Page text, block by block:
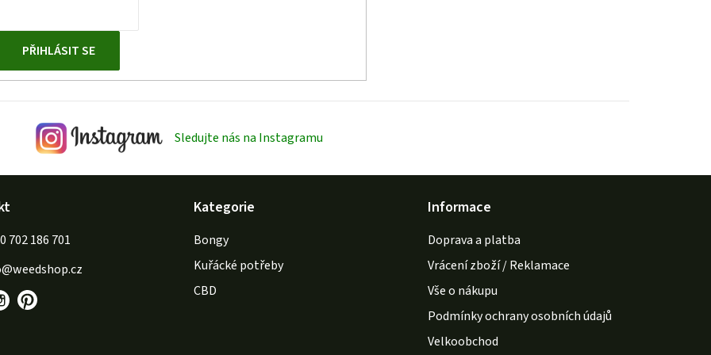
PŘIHLÁSIT SE
Sledujte nás na Instagramu
@weedshop.cz
702 186 701
Kategorie
Bongy
Kuřácké potřeby
CBD
Informace
Doprava a platba
Vrácení zboží / Reklamace
Vše o nákupu
Podmínky ochrany osobních údajů
Velkoobchod